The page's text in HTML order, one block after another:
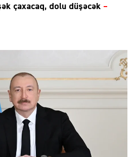
çaxacaq, dolu düşəcək –